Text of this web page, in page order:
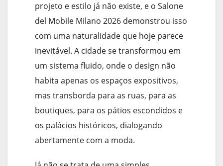
projeto e estilo já não existe, e o Salone
del Mobile Milano 2026 demonstrou isso
com uma naturalidade que hoje parece
inevitável. A cidade se transformou em
um sistema fluido, onde o design não
habita apenas os espaços expositivos,
mas transborda para as ruas, para as
boutiques, para os pátios escondidos e
os palácios históricos, dialogando
abertamente com a moda.